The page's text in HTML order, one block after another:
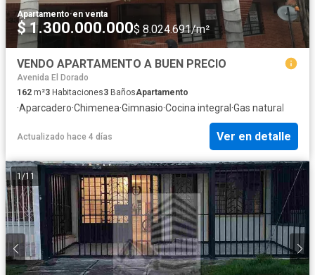
Apartamento·en venta
$ 1.300.000.000$ 8.024.691/m²
VENDO APARTAMENTO A BUEN PRECIO
Avenida El Dorado
162 m²3 Habitaciones3 BañosApartamento
·Aparcadero·Chimenea·Gimnasio·Cocina integral ·Gas natural
Actualizado hace 4 días Ver en detalle
1 /11